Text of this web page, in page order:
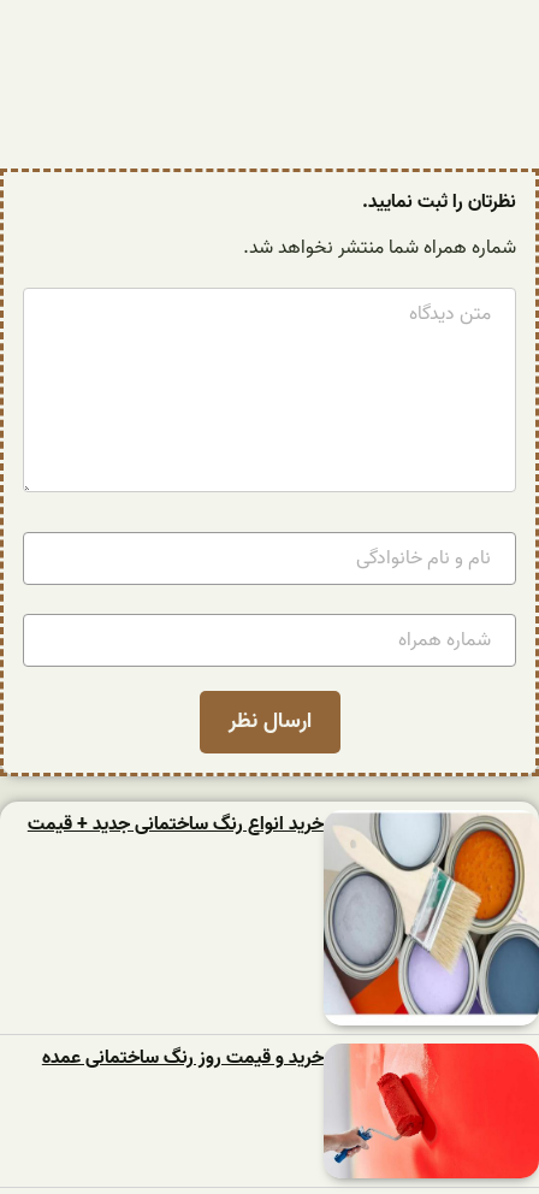
نظرتان را ثبت نمایید.
شماره همراه شما منتشر نخواهد شد.
خرید انواع رنگ ساختمانی جدید + قیمت
خرید و قیمت روز رنگ ساختمانی عمده